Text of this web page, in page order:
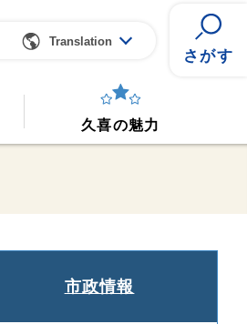
Translation
さがす
久喜の魅力
市政情報